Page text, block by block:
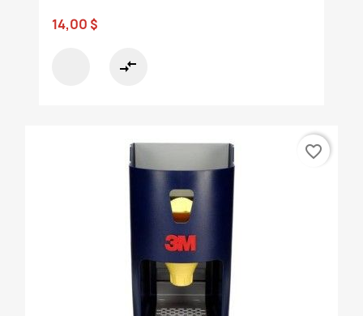
14,00 $
compare_arrows
favorite_border